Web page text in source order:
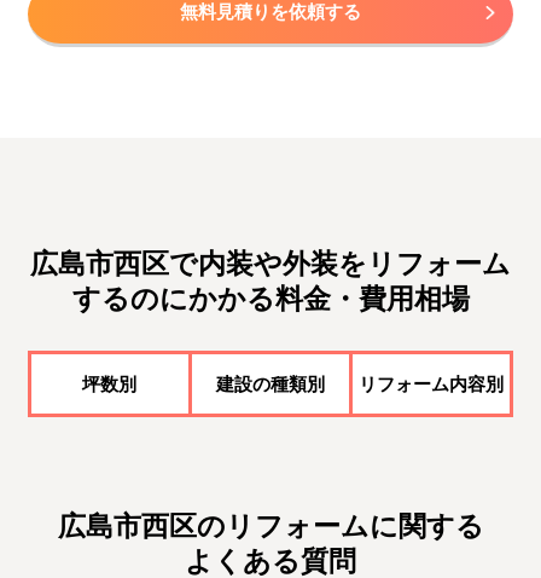
無料見積りを依頼する
広島市西区で内装や外装をリフォーム
するのにかかる料金・費用相場
坪数別 建設の種類別 リフォーム内容別
広島市西区のリフォームに関する
よくある質問